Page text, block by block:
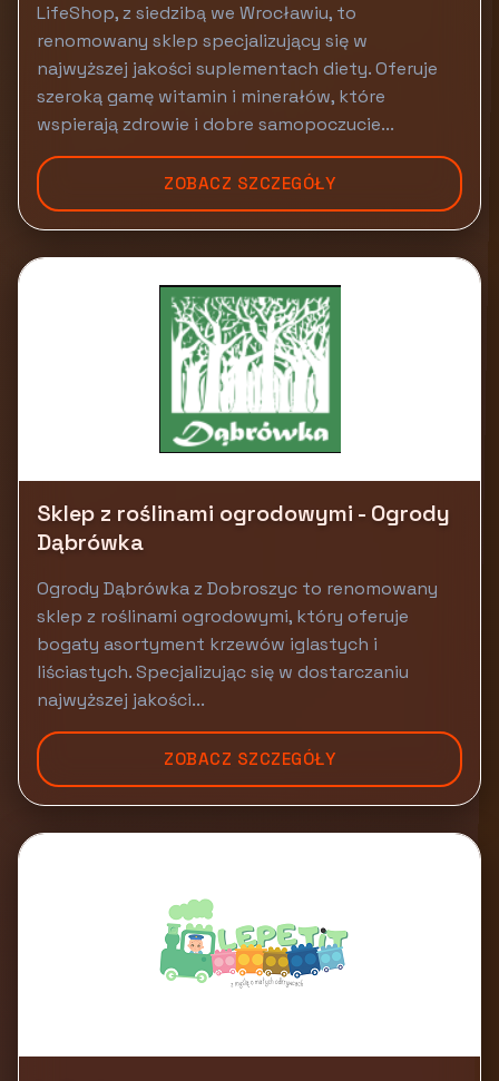
LifeShop, z siedzibą we Wrocławiu, to
renomowany sklep specjalizujący się w
najwyższej jakości suplementach diety. Oferuje
szeroką gamę witamin i minerałów, które
wspierają zdrowie i dobre samopoczucie...
ZOBACZ SZCZEGÓŁY
Sklep z roślinami ogrodowymi - Ogrody
Dąbrówka
Ogrody Dąbrówka z Dobroszyc to renomowany
sklep z roślinami ogrodowymi, który oferuje
bogaty asortyment krzewów iglastych i
liściastych. Specjalizując się w dostarczaniu
najwyższej jakości...
ZOBACZ SZCZEGÓŁY